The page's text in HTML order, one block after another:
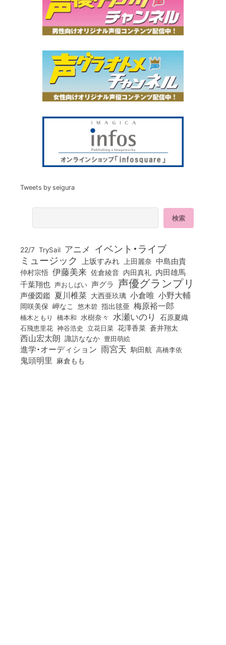
Tweets by seigura
22/7 TrySail アニメ イベント・ライブ
ミュージック 上坂すみれ 上田麗奈 中島由貴
仲村宗悟 伊藤美来 佐倉綾音 内田真礼 内田雄馬
千葉翔也 声おしばい 声グラ 声優グランプリ
声優図鑑 夏川椎菜 大西亜玖璃 小倉唯 小野大輔
岡咲美保 岬なこ 悠木碧 指出毬亜 梅原裕一郎
楠木ともり 橋本和 水樹奈々 水瀬いのり 石原夏織
石飛恵里花 神谷浩史 立花日菜 花澤香菜 蒼井翔太
西山宏太朗 諏訪ななか 豊田萌絵
進学・オーディション 雨宮天 駒田航 高橋李依
鬼頭明里 麻倉もも